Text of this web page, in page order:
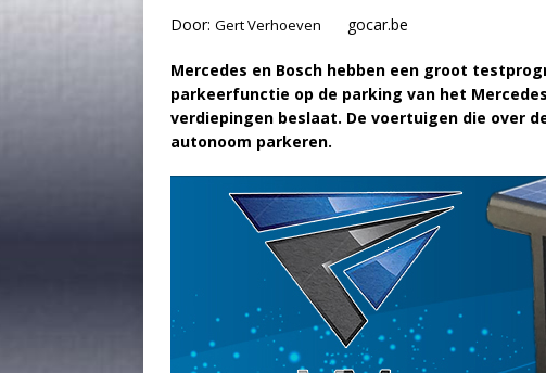
Door: Gert Verhoeven gocar.be
Mercedes en Bosch hebben een groot
parkeerfunctie op de parking van het
verdiepingen beslaat. De voertuigen die over
autonoom parkeren.